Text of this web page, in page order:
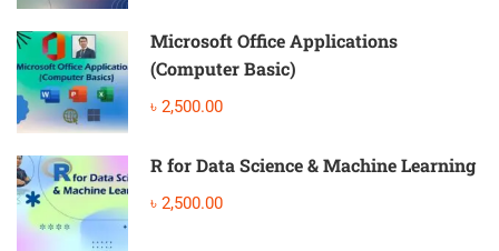
Microsoft Office Applications
(Computer Basic)
৳ 2,500.00
R for Data Science & Machine Learning
৳ 2,500.00